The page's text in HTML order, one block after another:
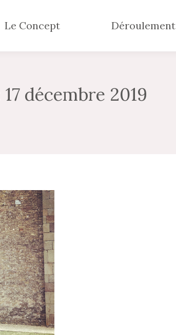
Le Concept Déroulement
17 décembre 2019